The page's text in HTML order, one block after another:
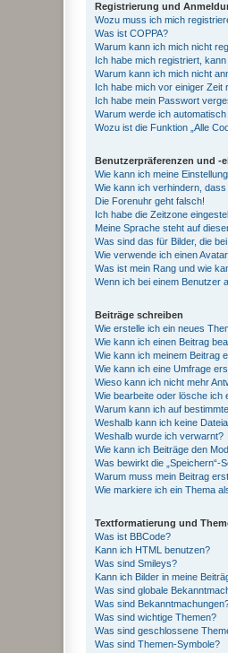
Registrierung und
Wozu muss ich mich
Was ist COPPA?
Warum kann ich mich nicht
Ich habe mich registriert,
Warum kann ich mich nicht
Ich habe mich vor einiger
Ich habe mein Passwort
Warum werde ich
Wozu ist die Funktion „Alle
Benutzerpräferenzen und -
Wie kann ich meine
Wie kann ich verhindern,
Die Forenuhr geht falsch!
Ich habe die Zeitzone
Meine Sprache steht auf
Was sind das für Bilder, die
Wie verwende ich einen
Was ist mein Rang und wie
Wenn ich bei einem Benutzer
Beiträge schreiben
Wie erstelle ich ein neues
Wie kann ich einen Beitrag
Wie kann ich meinem Beitrag
Wie kann ich eine Umfrage
Wieso kann ich nicht mehr
Wie bearbeite oder lösche ich
Warum kann ich auf
Weshalb kann ich keine
Weshalb wurde ich verwarnt?
Wie kann ich Beiträge den
Was bewirkt die „Speichern“-
Warum muss mein Beitrag
Wie markiere ich ein Thema
Textformatierung und
Was ist BBCode?
Kann ich HTML benutzen?
Was sind Smileys?
Kann ich Bilder in meine
Was sind globale
Was sind
Was sind wichtige Themen?
Was sind geschlossene
Was sind Themen-Symbole?